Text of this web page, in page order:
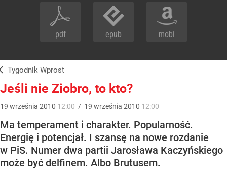
pdf epub mobi
Tygodnik Wprost
Jeśli nie Ziobro, to kto?
19 września 2010 12:00 / 19 września 2010 12:00
Ma temperament i charakter. Popularność.
Energię i potencjał. I szansę na nowe rozdanie
w PiS. Numer dwa partii Jarosława Kaczyńskiego
może być delfinem. Albo Brutusem.